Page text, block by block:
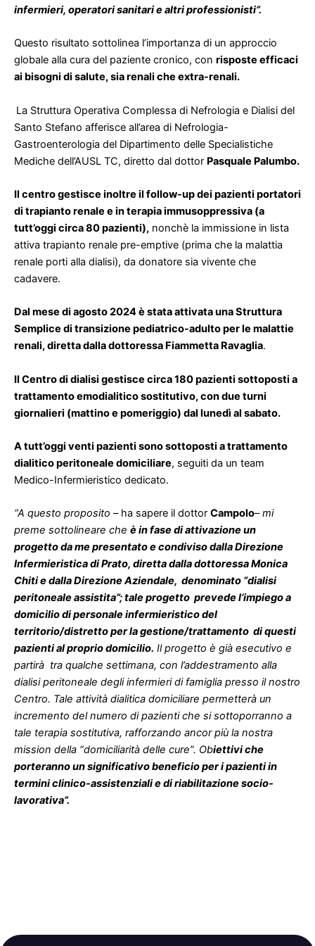
infermieri, operatori sanitari e altri professionisti”.
Questo risultato sottolinea l’importanza di un approccio
globale alla cura del paziente cronico, con risposte efficaci
ai bisogni di salute, sia renali che extra-renali.
La Struttura Operativa Complessa di Nefrologia e Dialisi del
Santo Stefano afferisce all’area di Nefrologia-
Gastroenterologia del Dipartimento delle Specialistiche
Mediche dell’AUSL TC, diretto dal dottor Pasquale Palumbo.
Il centro gestisce inoltre il follow-up dei pazienti portatori
di trapianto renale e in terapia immusoppressiva (a
tutt’oggi circa 80 pazienti), nonchè la immissione in lista
attiva trapianto renale pre-emptive (prima che la malattia
renale porti alla dialisi), da donatore sia vivente che
cadavere.
Dal mese di agosto 2024 è stata attivata una Struttura
Semplice di transizione pediatrico-adulto per le malattie
renali, diretta dalla dottoressa Fiammetta Ravaglia.
Il Centro di dialisi gestisce circa 180 pazienti sottoposti a
trattamento emodialitico sostitutivo, con due turni
giornalieri (mattino e pomeriggio) dal lunedì al sabato.
A tutt’oggi venti pazienti sono sottoposti a trattamento
dialitico peritoneale domiciliare, seguiti da un team
Medico-Infermieristico dedicato.
“A questo proposito – ha sapere il dottor Campolo–mi
preme sottolineare che è in fase di attivazione un
progetto da me presentato e condiviso dalla Direzione
Infermieristica di Prato, diretta dalla dottoressa Monica
Chiti e dalla Direzione Aziendale, denominato “dialisi
peritoneale assistita”; tale progetto prevede l’impiego a
domicilio di personale infermieristico del
territorio/distretto per la gestione/trattamento di questi
pazienti al proprio domicilio. Il progetto è già esecutivo e
partirà tra qualche settimana, con l’addestramento alla
dialisi peritoneale degli infermieri di famiglia presso il nostro
Centro. Tale attività dialitica domiciliare permetterà un
incremento del numero di pazienti che si sottoporranno a
tale terapia sostitutiva, rafforzando ancor più la nostra
mission della “domiciliarità delle cure”. Obiettivi che
porteranno un significativo beneficio per i pazienti in
termini clinico-assistenziali e di riabilitazione socio-
lavorativa”.